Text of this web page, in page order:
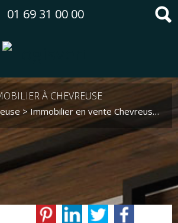
01 69 31 00 00
À CHEVREUSE
>Immobilier en vente Chevreuse